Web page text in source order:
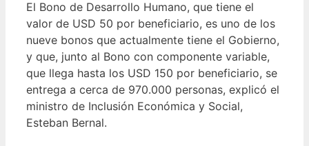
El Bono de Desarrollo Humano, que tiene el
valor de USD 50 por beneficiario, es uno de los
nueve bonos que actualmente tiene el Gobierno,
y que, junto al Bono con componente variable,
que llega hasta los USD 150 por beneficiario, se
entrega a cerca de 970.000 personas, explicó el
ministro de Inclusión Económica y Social,
Esteban Bernal.